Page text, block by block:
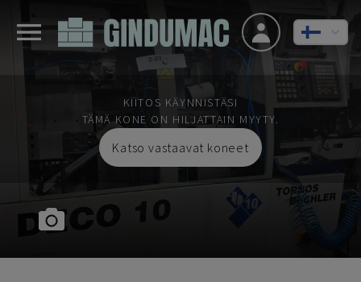
KIITOS KÄYNNISTÄSI
TÄMÄ KONE ON HILJATTAIN MYYTY.
Katso vastaavat koneet